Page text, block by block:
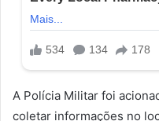
A Polícia Militar foi
coletar informações no